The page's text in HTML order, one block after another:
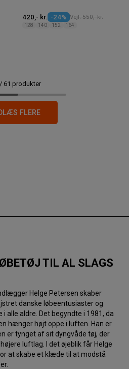
420,- kr. -24% Vejl. 550,- kr.
128 140 152 164
/ 61 produkter
FLERE
TIL AL SLAGS
Helge Petersen skaber
danske løbeentusiaster og
alle aldre. Det begyndte i 1981, da
hænger højt oppe i luften. Han er
er tynget af sit dyngvåde tøj, der
luftlag. I det øjeblik får Helge
at skabe et klæde til at modstå